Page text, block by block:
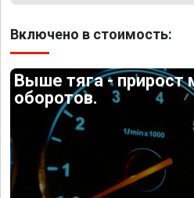
Включено в стоимость:
Выше тяга - прирост
оборотов.